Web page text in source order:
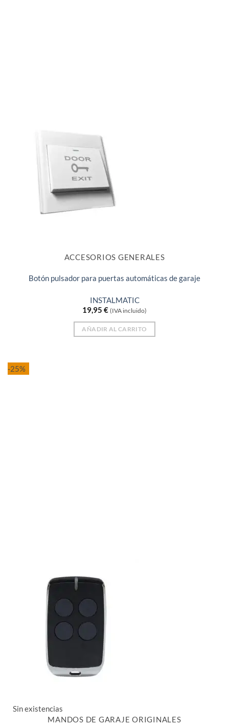
ACCESORIOS GENERALES
Botón pulsador para puertas automáticas de garaje
INSTALMATIC
19,95 € (IVA incluido)
AÑADIR AL CARRITO
-25%
Sin existencias
MANDOS DE GARAJE ORIGINALES